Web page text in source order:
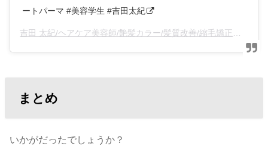
ートパーマ #美容学生 #吉田太紀
まとめ
いかがだったでしょうか？